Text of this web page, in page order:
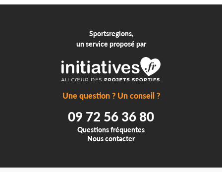
Sportsregions,
un service proposé par
Une question ? Un conseil ?
09 72 56 36 80
Questions fréquentes
Nous contacter